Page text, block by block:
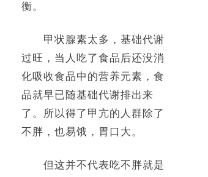
衡。
甲状腺素太多，基础代谢
过旺，当人吃了食品后还没消
化吸收食品中的营养元素，食
品就早已随基础代谢排出来
了。所以得了甲亢的人群除了
不胖，也易饿，胃口大。
但这并不代表吃不胖就是